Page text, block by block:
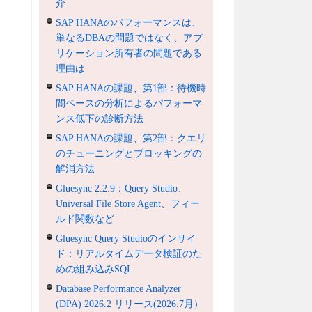
介
SAP HANAのパフォーマンスは、
単なるDBAの問題ではなく、アプ
リケーション所有者の問題である
理由は
SAP HANAの課題、第1部：待機時
間ベースの分析によるパフォーマ
ンス低下の診断方法
SAP HANAの課題、第2部：クエリ
のチューニングとブロッキングの
解消方法
Gluesync 2.2.9：Query Studio、
Universal File Store Agent、フィー
ルド関数など
Gluesync Query Studioのインサイ
ド：リアルタイムデータ検証のた
めの組み込みSQL
Database Performance Analyzer
(DPA) 2026.2 リリース(2026.7月）